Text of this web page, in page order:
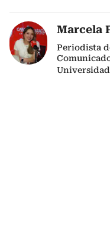
Marcela
Periodista
Universidad